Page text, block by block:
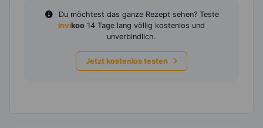
Du möchtest das ganze Rezept sehen? Teste
invikoo 14 Tage lang völlig kostenlos und
unverbindlich.
Jetzt kostenlos testen